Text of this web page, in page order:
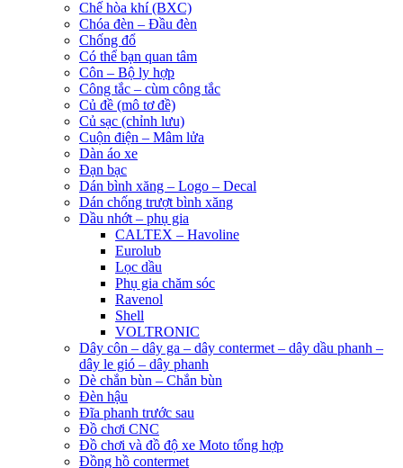
Chế hòa khí (BXC)
Chóa đèn – Đầu đèn
Chống đổ
Có thể bạn quan tâm
Côn – Bộ ly hợp
Công tắc – cùm công tắc
Củ đề (mô tơ đề)
Củ sạc (chỉnh lưu)
Cuộn điện – Mâm lửa
Dàn áo xe
Đạn bạc
Dán bình xăng – Logo – Decal
Dán chống trượt bình xăng
Dầu nhớt – phụ gia
CALTEX – Havoline
Eurolub
Lọc dầu
Phụ gia chăm sóc
Ravenol
Shell
VOLTRONIC
Dây côn – dây ga – dây contermet – dây dầu phanh –
dây le gió – dây phanh
Dè chắn bùn – Chắn bùn
Đèn hậu
Đĩa phanh trước sau
Đồ chơi CNC
Đồ chơi và đồ độ xe Moto tổng hợp
Đồng hồ contermet